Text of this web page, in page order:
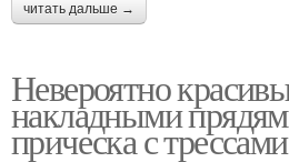
читать дальше →
Невероятно
накладными
прическа с трессами